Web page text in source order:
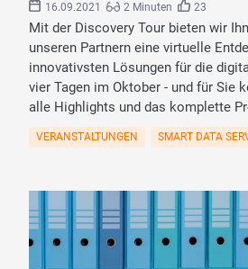
16.09.2021 2 Minuten 23
Mit der Discovery Tour bieten wir
unseren Partnern eine virtuelle
innovativsten Lösungen für die
vier Tagen im Oktober - und für Sie
alle Highlights und das komplette
VERANSTALTUNGEN SMART DATA